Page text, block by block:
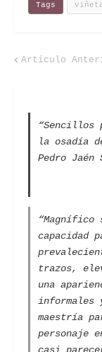
Tags
Artículo
“Sencillos
la osadía
Pedro Jaén
“Magnífico
capacidad
trazos,
una
maestría
personaje